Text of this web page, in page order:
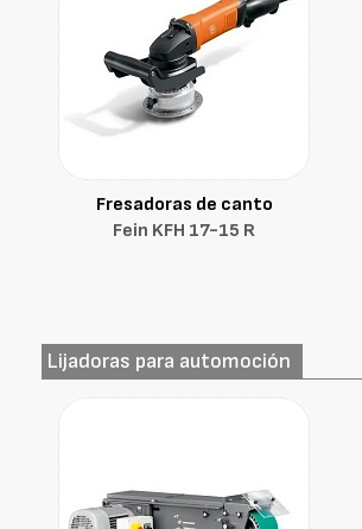
Fresadoras de canto
Fein KFH 17-15 R
Lijadoras para automoción